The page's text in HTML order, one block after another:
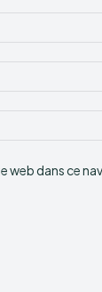
web dans ce